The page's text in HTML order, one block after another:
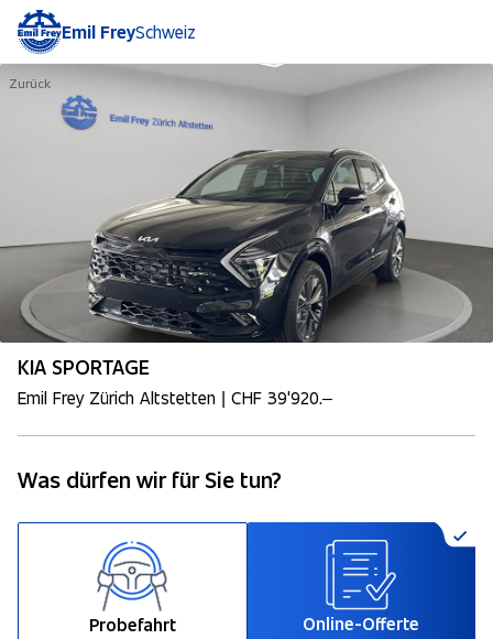
Emil FreySchweiz
Zurück
KIA SPORTAGE
Emil Frey Zürich Altstetten | CHF 39'920.–
Was dürfen wir für Sie tun?
Probefahrt Online-Offerte